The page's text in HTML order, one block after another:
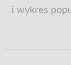
i wykres